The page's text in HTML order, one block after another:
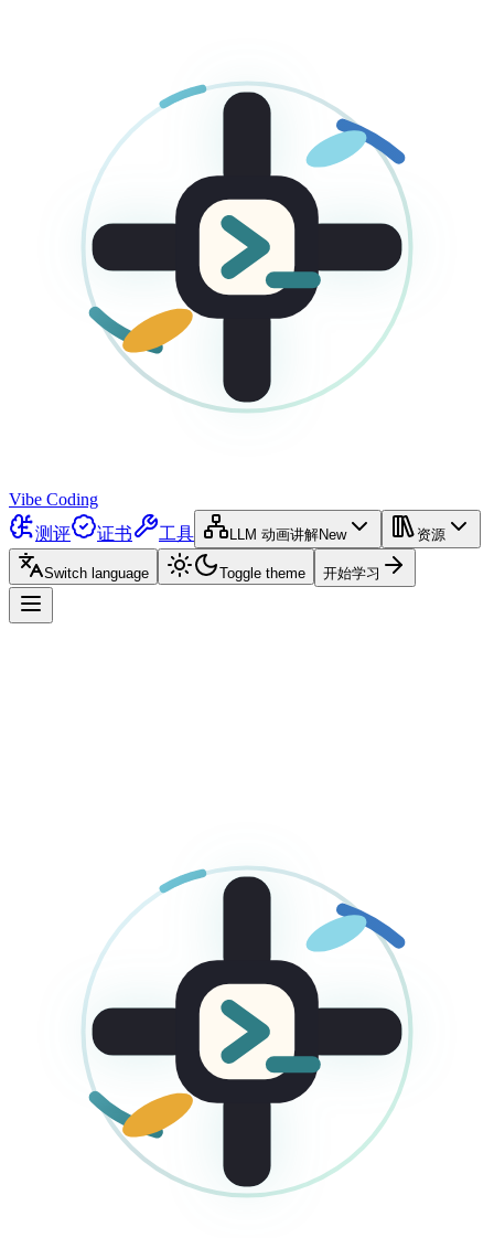
Vibe Coding
测评
证书 工具 LLM 动画讲解New 资源
Switch language Toggle theme 开始学习